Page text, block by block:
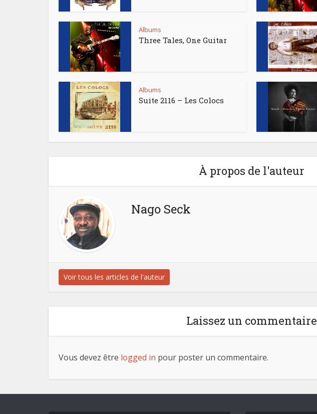
Albums
Three Tales, One Guitar
Albums
Suite 2116 – Les Colocs
À propos de l'auteur
Nago Seck
Voir tous les articles de l'auteur
Laissez un commentaire
Vous devez être logged in pour poster un commentaire.